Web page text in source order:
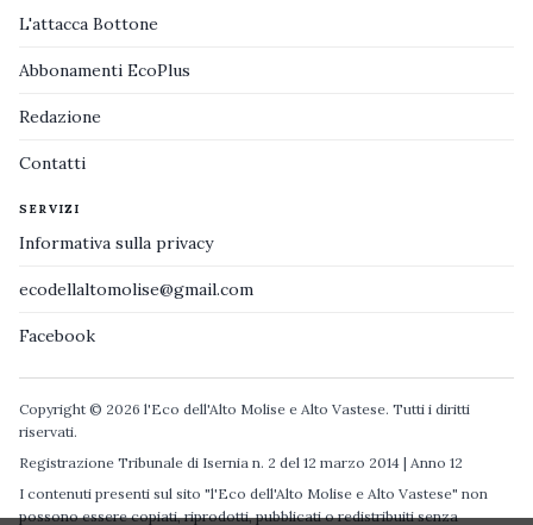
L'attacca Bottone
Abbonamenti EcoPlus
Redazione
Contatti
SERVIZI
Informativa sulla privacy
ecodellaltomolise@gmail.com
Facebook
Copyright © 2026 l'Eco dell'Alto Molise e Alto Vastese. Tutti i diritti
riservati.
Registrazione Tribunale di Isernia n. 2 del 12 marzo 2014 | Anno 12
I contenuti presenti sul sito "l'Eco dell'Alto Molise e Alto Vastese" non
possono essere copiati, riprodotti, pubblicati o redistribuiti senza